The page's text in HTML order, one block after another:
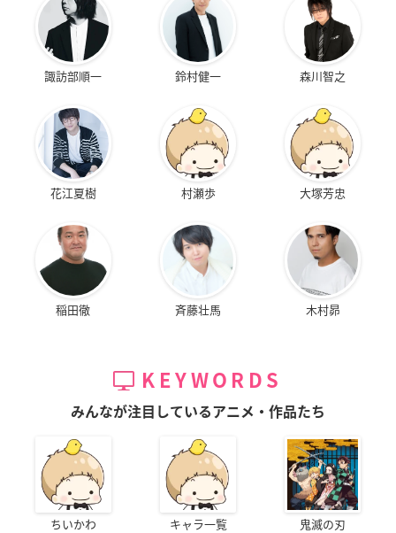
諏訪部順一 鈴村健一 森川智之
花江夏樹 村瀬歩 大塚芳忠
稲田徹 斉藤壮馬 木村昴
KEYWORDS
みんなが注目しているアニメ・作品たち
ちいかわ キャラ一覧 鬼滅の刃